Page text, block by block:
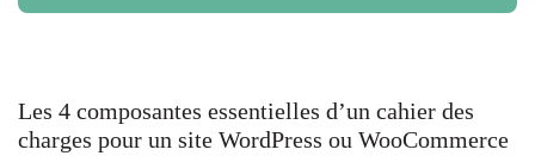
Les 4 composantes essentielles d’un cahier des
charges pour un site WordPress ou WooCommerce